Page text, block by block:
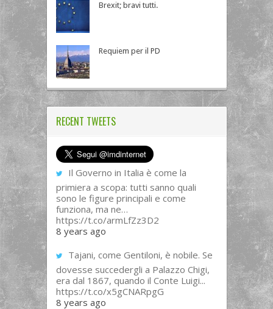
Brexit; bravi tutti.
Requiem per il PD
RECENT TWEETS
Il Governo in Italia è come la
primiera a scopa: tutti sanno quali
sono le figure principali e come
funziona, ma ne…
https://t.co/armLfZz3D2
8 years ago
Tajani, come Gentiloni, è nobile. Se
dovesse succedergli a Palazzo Chigi,
era dal 1867, quando il Conte Luigi...
https://t.co/x5gCNARpgG
8 years ago